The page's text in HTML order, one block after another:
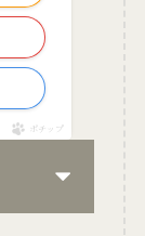
ポチップ